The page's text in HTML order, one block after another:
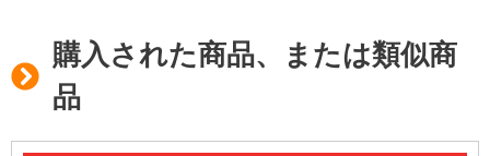
購入された商品、または類似商
品